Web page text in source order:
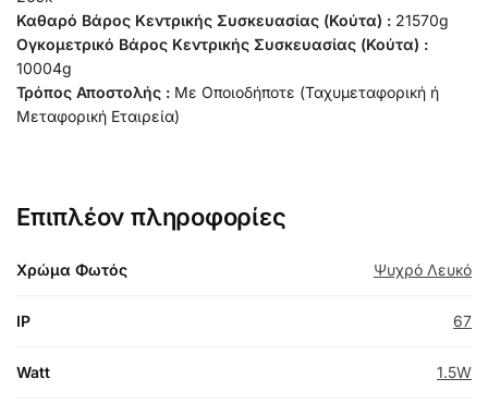
Καθαρό Βάρος Κεντρικής Συσκευασίας (Κούτα) : 21570g
Ογκομετρικό Βάρος Κεντρικής Συσκευασίας (Κούτα) :
10004g
Τρόπος Αποστολής : Με Οποιοδήποτε (Ταχυμεταφορική ή
Μεταφορική Εταιρεία)
Επιπλέον πληροφορίες
Χρώμα Φωτός Ψυχρό Λευκό
IP 67
Watt 1.5W